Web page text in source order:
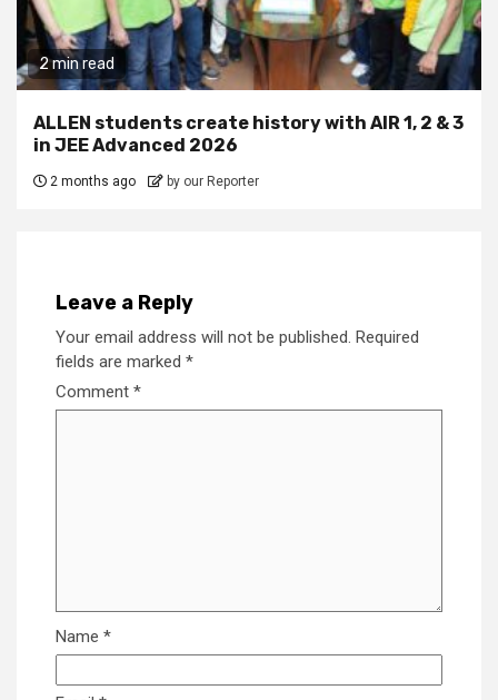
2 min read
ALLEN students create history with AIR 1, 2 & 3
in JEE Advanced 2026
2 months ago by our Reporter
Leave a Reply
Your email address will not be published. Required
fields are marked *
Comment *
Name *